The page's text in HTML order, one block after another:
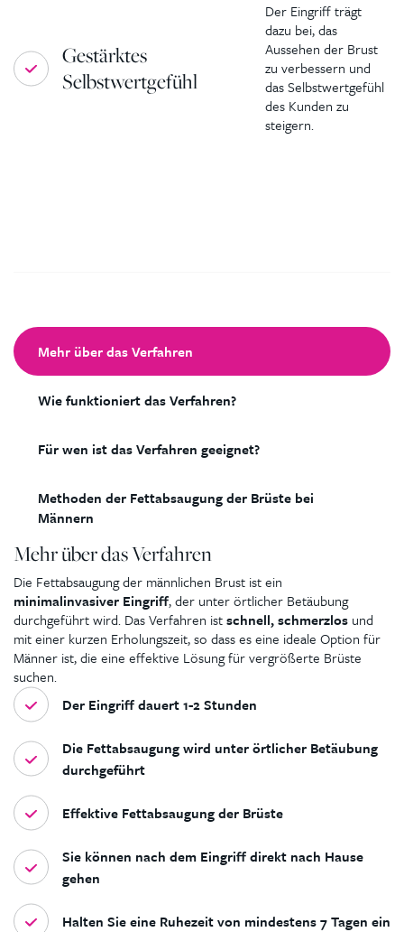
Gestärktes
Selbstwertgefühl
Der Eingriff trägt
dazu bei, das
Aussehen der Brust
zu verbessern und
das Selbstwertgefühl
des Kunden zu
steigern.
Mehr über das Verfahren
Wie funktioniert das Verfahren?
Für wen ist das Verfahren geeignet?
Methoden der Fettabsaugung der Brüste bei
Männern
Mehr über das Verfahren
Die Fettabsaugung der männlichen Brust ist ein
minimalinvasiver Eingriff, der unter örtlicher Betäubung
durchgeführt wird. Das Verfahren istschnell, schmerzlos und
mit einer kurzen Erholungszeit, so dass es eine ideale Option für
Männer ist, die eine effektive Lösung für vergrößerte Brüste
suchen.
Der Eingriff dauert 1-2 Stunden
Die Fettabsaugung wird unter örtlicher Betäubung
durchgeführt
Effektive Fettabsaugung der Brüste
Sie können nach dem Eingriff direkt nach Hause
gehen
Halten Sie eine Ruhezeit von mindestens 7 Tagen ein